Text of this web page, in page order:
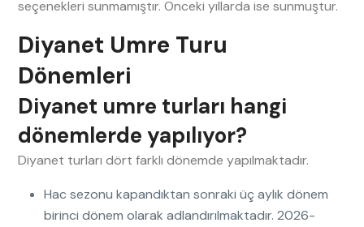
seçenekleri sunmamıştır. Önceki yıllarda ise sunmuştur.
Diyanet Umre Turu
Dönemleri
Diyanet umre turları hangi
dönemlerde yapılıyor?
Diyanet turları dört farklı dönemde yapılmaktadır.
Hac sezonu kapandıktan sonraki üç aylık dönem
birinci dönem olarak adlandırılmaktadır. 2026-